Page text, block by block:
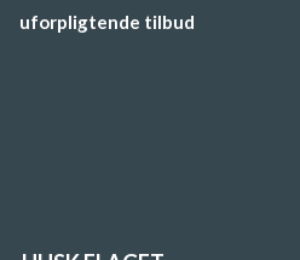
uforpligtende tilbud